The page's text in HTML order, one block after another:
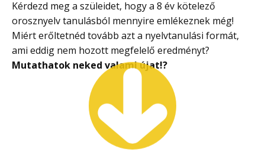
Kérdezd meg a szüleidet, hogy a 8 év kötelező
orosznyelv tanulásból mennyire emlékeznek még!
Miért erőltetnéd tovább azt a nyelvtanulási formát,
ami eddig nem hozott megfelelő eredményt?
Mutathatok neked valami újat!?